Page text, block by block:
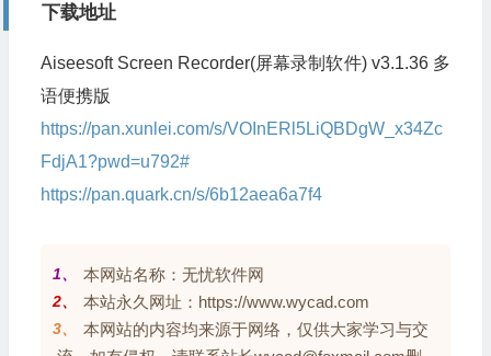
下载地址
Aiseesoft Screen Recorder(屏幕录制软件) v3.1.36 多
语便携版
https://pan.xunlei.com/s/VOInERl5LiQBDgW_x34Zc
FdjA1?pwd=u792#
https://pan.quark.cn/s/6b12aea6a7f4
1、 本网站名称：无忧软件网
2、 本站永久网址：https://www.wycad.com
3、
本网站的内容均来源于网络，仅供大家学习与交